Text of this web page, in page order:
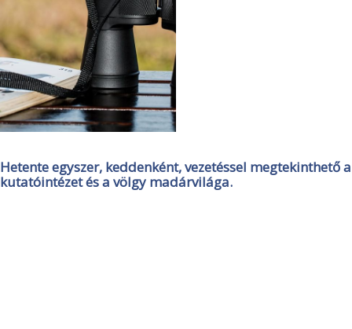
Hetente egyszer, keddenként, vezetéssel megtekinthető a
kutatóintézet és a völgy madárvilága.